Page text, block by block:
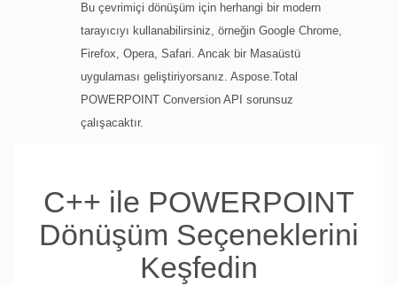
Bu çevrimiçi dönüşüm için herhangi bir modern
tarayıcıyı kullanabilirsiniz, örneğin Google Chrome,
Firefox, Opera, Safari. Ancak bir Masaüstü
uygulaması geliştiriyorsanız. Aspose.Total
POWERPOINT Conversion API sorunsuz
çalışacaktır.
C++ ile POWERPOINT
Dönüşüm Seçeneklerini
Keşfedin